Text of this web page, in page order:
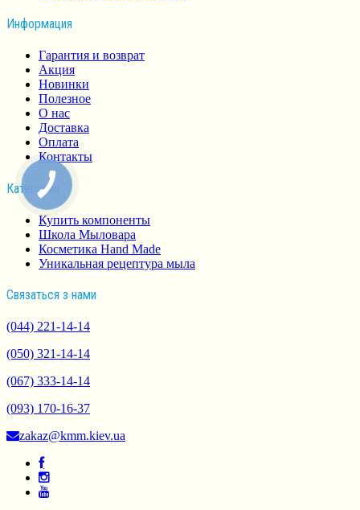
Информация
Гарантия и возврат
Акция
Новинки
Полезное
О нас
Доставка
Оплата
Контакты
Категории
Купить компоненты
Школа Мыловара
Косметика Hand Made
Уникальная рецептура мыла
Связаться з нами
(044) 221-14-14
(050) 321-14-14
(067) 333-14-14
(093) 170-16-37
zakaz@kmm.kiev.ua